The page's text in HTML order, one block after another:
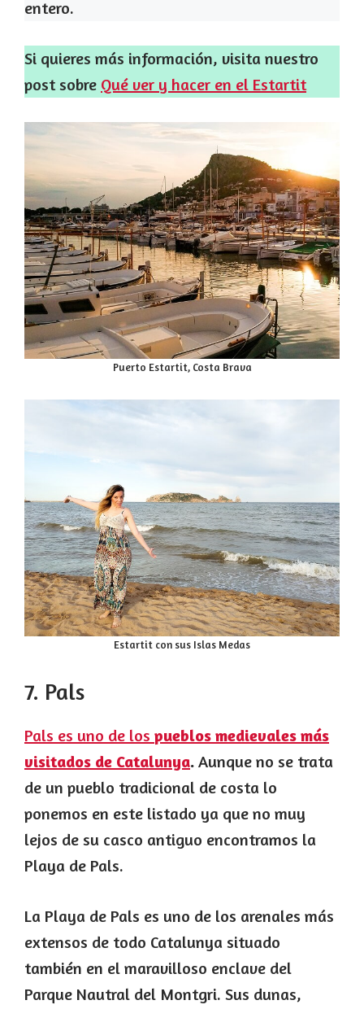
entero.
Si quieres más información, visita nuestro
post sobre Qué ver y hacer en el Estartit
Puerto Estartit, Costa Brava
Estartit con sus Islas Medas
7. Pals
Pals es uno de los pueblos medievales más
visitados de Catalunya. Aunque no se trata
de un pueblo tradicional de costa lo
ponemos en este listado ya que no muy
lejos de su casco antiguo encontramos la
Playa de Pals.
La Playa de Pals es uno de los arenales más
extensos de todo Catalunya situado
también en el maravilloso enclave del
Parque Nautral del Montgri. Sus dunas,